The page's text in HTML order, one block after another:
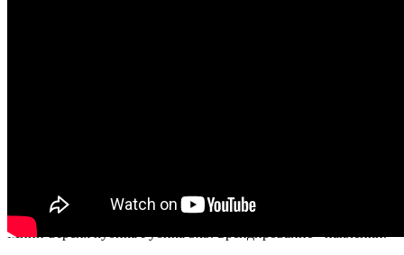
Страна производства: Китай
Запрос на просчет
Мини-версия кубика Рубика 3х3. Брендирование - наклейки.